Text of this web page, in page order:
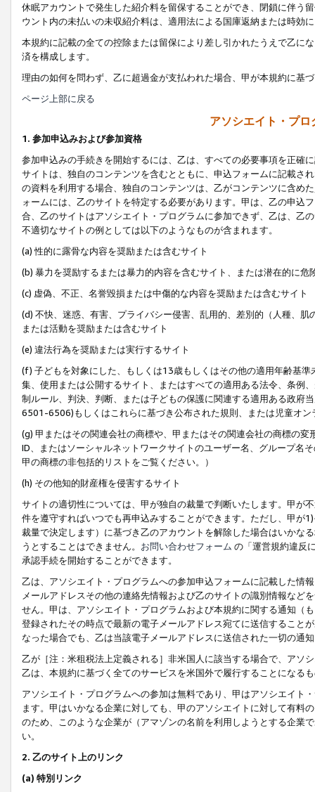
休眠アカウントで発生した紹介料を留保することができ、閉鎖に伴う
ウント内の未払いの未収紹介料は、適用法による国庫返納または時効
本規約に記載の全ての控除または留保により差し引かれたうえで乙に
済を構成します。
理由の如何を問わず、乙に超過金が支払われた場合、甲が本規約に基
ページ上部に戻る
アソシエイト・プ
1. 参加申込みおよび参加資格
参加申込みの手続きを開始するには、乙は、すべての必要事項を正確
サイトは、独自のコンテンツを含むとともに、申込フォームに記載さ
の資料を利用する場合、独自のコンテンツは、乙がコンテンツに含め
ォームには、乙のサイトを特定する必要があります。甲は、乙の申込
合、乙のサイトはアソシエイト・プログラムに参加できず、乙は、乙
不適切なサイトの例としては以下のようなものが含まれます。
(a) 性的に露骨な内容を奨励または含むサイト
(b) 暴力を奨励するまたは暴力的内容を含むサイト、または潜在的に
(c) 虚偽、不正、名誉毀損または中傷的な内容を奨励または含むサイト
(d) 不快、迷惑、有害、プライバシー侵害、乱用的、差別的（人種、
または活動を奨励または含むサイト
(e) 違法行為を奨励または実行するサイト
(f) 子どもを対象にした、もしくは13歳もしくはその他の適用年齢基
集、使用または公開するサイト、またはすべての適用ある法令、条例
制ルール、判決、判断、または子どもの保護に関連する適用ある政府
6501-6506)もしくはこれらに基づき公布された規則、または児童オン
(g) 甲またはその関連会社の商標や、甲またはその関連会社の商標の
ID、またはソーシャルネットワークサイトのユーザー名、グループ名
甲の商標の非包括的リストをご覧ください。）
(h) その他知的財産権を侵害するサイト
サイトの適切性については、甲が独自の裁量で判断いたします。甲が
件を遵守すればいつでも再申込みすることができます。ただし、甲が
裁量で決定します）に基づき乙のアカウントを解除した場合はいかな
うとすることはできません。 お問い合わせフォーム の「運営規約違反
承認手続を開始することができます。
乙は、アソシエイト・プログラムへの参加申込フォームに記載した情
メールアドレスその他の連絡先情報および乙のサイトの識別情報など
せん。甲は、アソシエイト・プログラムおよび本規約に関する通知（
登録されたその時点で最新の電子メールアドレス宛てに送信すること
なった場合でも、乙は当該電子メールアドレスに送信された一切の通
乙が［注：米租税法上定義される］非米国人に該当する場合で、アソ
乙は、本規約に基づく全てのサービスを米国外で履行することになる
アソシエイト・プログラムへの参加は無料であり、甲はアソシエイト
ます。甲はいかなる企業に対しても、甲のアソシエイトに対して有料
のため、このような企業が（アマゾンの名前を利用しようとする企業
い。
2. 乙のサイト上のリンク
(a) 特別リンク